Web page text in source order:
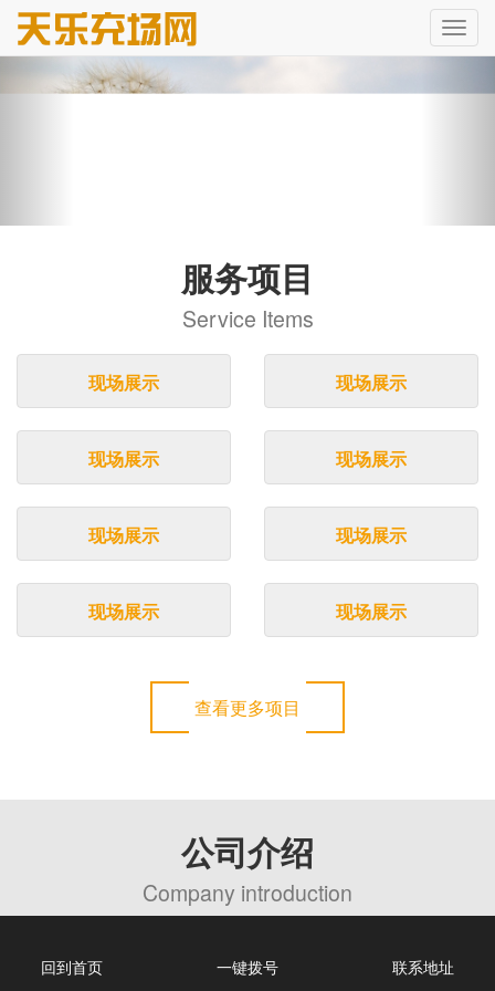
服务项目
Service Items
现场展示 现场展示
现场展示 现场展示
现场展示 现场展示
现场展示 现场展示
查看更多项目
公司介绍
Company introduction
天乐充场网
回到首页 一键拨号 联系地址